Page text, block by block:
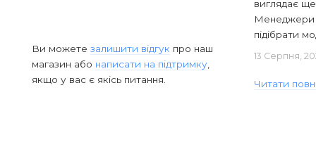
Ви можете залишити відгук про наш
магазин або написати на підтримку
якщо у вас є якісь питання.
виглядає
Менеджери
підібрати
13 Серпня,
Читати